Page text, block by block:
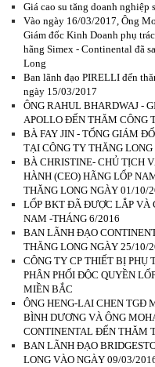
Giá cao su tăng doanh nghiệp
Vào ngày 16/03/2017, Ông
Giám đốc Kinh Doanh phụ
hãng Simex - Continental đã
Long
Ban lãnh đạo PIRELLI đến
ngày 15/03/2017
ÔNG RAHUL BHARDWAJ -
APOLLO ĐẾN THĂM CÔNG
BÀ FAY JIN - TỔNG GIÁM
TẠI CÔNG TY THĂNG
BÀ CHRISTINE- CHỦ TỊCH
HÀNH (CEO) HÃNG LỐP
THĂNG LONG NGÀY 01/10/
LỐP BKT ĐÃ ĐƯỢC LẮP VÀ
NAM -THÁNG 6/2016
BAN LÃNH ĐẠO
THĂNG LONG NGÀY 25/10/
CÔNG TY CP THIẾT BỊ PHỤ
PHÂN PHỐI ĐỘC QUYỀN
MIỀN BẮC
ÔNG HENG-LAI CHEN TGĐ
BÌNH DƯƠNG VÀ ÔNG
CONTINENTAL ĐẾN THĂM
BAN LÃNH ĐẠO
LONG VÀO NGÀY 09/03/